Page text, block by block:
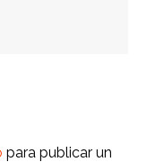
para publicar un